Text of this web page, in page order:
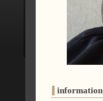
information